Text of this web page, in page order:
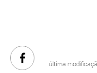
última